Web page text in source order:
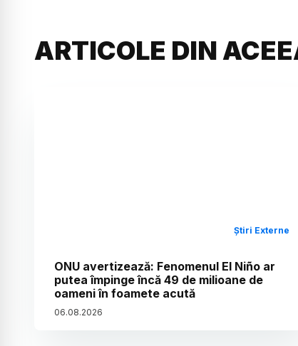
ARTICOLE DIN
Știri Externe
ONU avertizează: Fenomenul El Niño ar
putea împinge încă 49 de milioane de
oameni în foamete acută
06.08.2026